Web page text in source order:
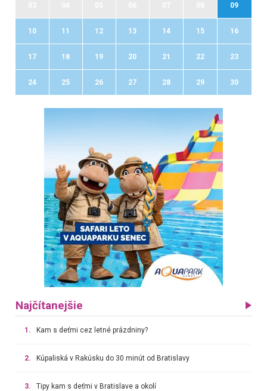
09
10 11 12 13 14 15 16
17 18 19 20 21 22 23
24 25 26 27 28 29 30
Najčítanejšie
1. Kam s deťmi cez letné prázdniny?
2. Kúpaliská v Rakúsku do 30 minút od Bratislavy
3. Tipy kam s deťmi v Bratislave a okolí